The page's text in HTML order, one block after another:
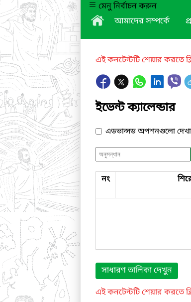
মেনু নির্বাচন করুন
আমাদের সম্পর্কে
এই কনটেন্টটি শেয়ার করতে
ইভেন্ট ক্যালেন্ডার
এডভান্সড অপশনগুলো
নং
সাধারণ তালিকা দেখুন
এই কনটেন্টটি শেয়ার করতে